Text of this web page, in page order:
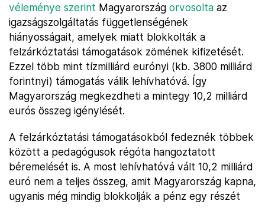
véleménye szerint Magyarország orvosolta az
igazságszolgáltatás függetlenségének
hiányosságait, amelyek miatt blokkolták a
felzárkóztatási támogatások zömének kifizetését.
Ezzel több mint tízmilliárd eurónyi (kb. 3800 milliárd
forintnyi) támogatás válik lehívhatóvá. Így
Magyarország megkezdheti a mintegy 10,2 milliárd
eurós összeg igénylését.
A felzárkóztatási támogatásokból fedeznék többek
között a pedagógusok régóta hangoztatott
béremelését is. A most lehívhatóvá vált 10,2 milliárd
euró nem a teljes összeg, amit Magyarország kapna,
ugyanis még mindig blokkolják a pénz egy részét